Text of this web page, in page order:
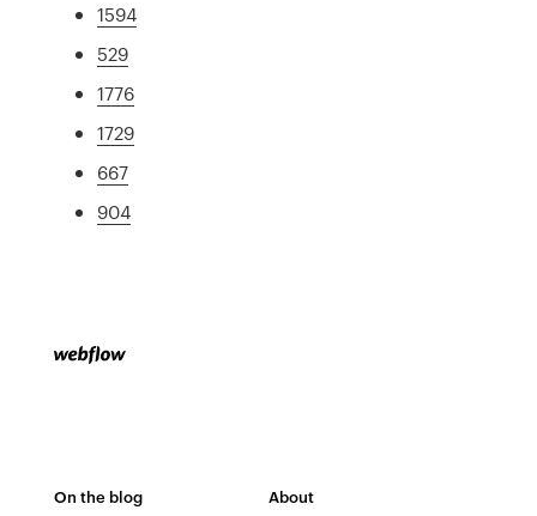
1594
529
1776
1729
667
904
On the blog About